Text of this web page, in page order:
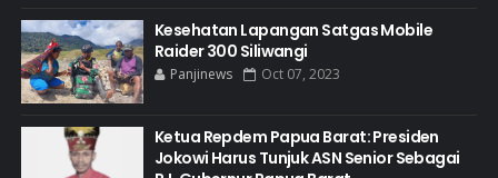
Kesehatan Lapangan Satgas Mobile
Raider 300 Siliwangi
Panjinews Oct 07, 2023
Ketua Repdem Papua Barat: Presiden
Jokowi Harus Tunjuk ASN Senior Sebagai